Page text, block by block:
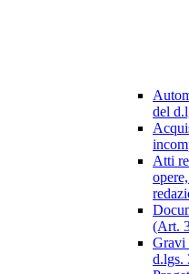
del
Atti
(Art.
Gravi
d.lgs.